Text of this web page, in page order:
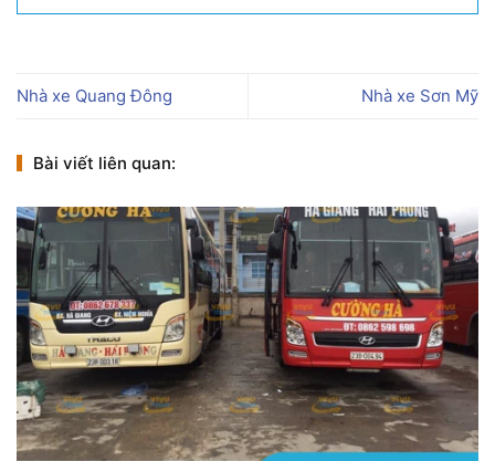
Nhà xe Quang Đông Nhà xe Sơn Mỹ
Bài viết liên quan: